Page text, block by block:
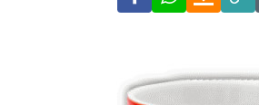
Link